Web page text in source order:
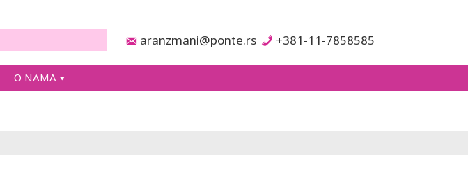
aranzmani@ponte.rs +381-11-7858585
O NAMA